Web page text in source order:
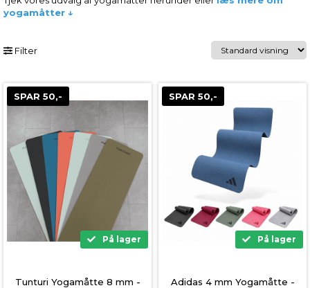
yogamåtter ↓
Filter
SPAR 50,-
På lager
Tunturi Yogamåtte 8 mm -
SPAR 50,-
På lager
Adidas 4 mm Yogamåtte -